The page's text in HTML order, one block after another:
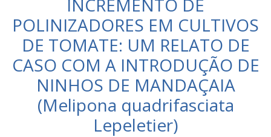
INCREMENTO DE
POLINIZADORES EM CULTIVOS
DE TOMATE: UM RELATO DE
CASO COM A INTRODUÇÃO DE
NINHOS DE MANDAÇAIA
(Melipona quadrifasciata
Lepeletier)